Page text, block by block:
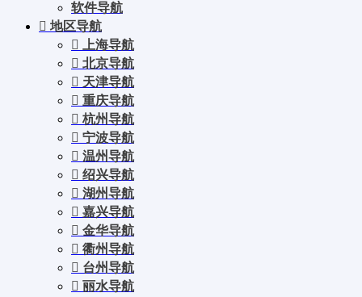
软件导航
地区导航
上海导航
北京导航
天津导航
重庆导航
杭州导航
宁波导航
温州导航
绍兴导航
湖州导航
嘉兴导航
金华导航
衢州导航
台州导航
丽水导航